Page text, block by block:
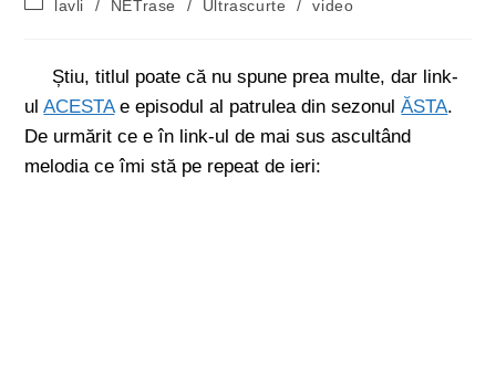
lavli
/ NETrase / Ultrascurte / video
Știu, titlul poate că nu spune prea multe, dar link-
ulACESTAe episodul al patrulea din sezonulĂSTA.
De urmărit ce e în link-ul de mai sus ascultând
melodia ce îmi stă pe repeat de ieri: